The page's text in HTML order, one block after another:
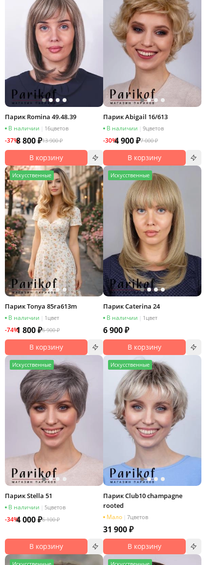
Парик Romina 49.48.39
В наличии 16цветов
-37%8 800 ₽13 900 ₽
В корзину
Парик Abigail 16/613
В наличии 9цветов
-30%4 900 ₽7 000 ₽
В корзину
Искусственные
Парик Tonya 85ra613m
В наличии 1 цвет
-74%1 800 ₽6 900 ₽
В корзину
Искусственные
Парик Caterina 24
В наличии 1 цвет
6 900 ₽
В корзину
Искусственные
Парик Stella 51
В наличии 5цветов
-34%4 000 ₽6 100 ₽
В корзину
Искусственные
Парик Club10 champagne
rooted
Мало 7цветов
31 900 ₽
В корзину